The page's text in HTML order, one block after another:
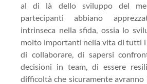
al di là dello sviluppo del
partecipanti abbiano
intrinseca nella sfida, ossia lo
molto importanti nella vita di tutti i
di collaborare, di sapersi
decisioni in team, di essere
difficoltà che sicuramente